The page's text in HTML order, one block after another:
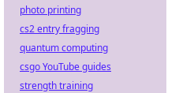
photo printing
cs2 entry fragging
quantum computing
csgo YouTube guides
strength training